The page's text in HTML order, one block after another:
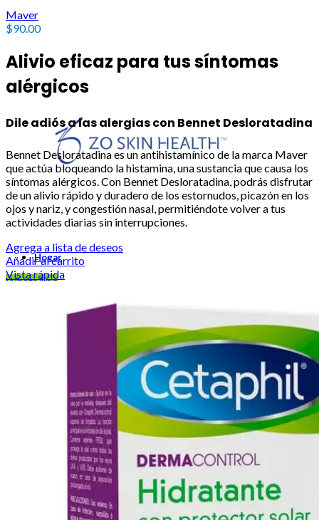
Hogar
WhatsApp
Maver
$90.00
Alivio eficaz para tus síntomas
alérgicos
Dile adiós a las alergias con Bennet Desloratadina
Bennet Desloratadina es un antihistamínico de la marca Maver
que actúa bloqueando la histamina, una sustancia que causa los
síntomas alérgicos. Con Bennet Desloratadina, podrás disfrutar
de un alivio rápido y duradero de los estornudos, picazón en los
ojos y nariz, y congestión nasal, permitiéndote volver a tus
actividades diarias sin interrupciones.
Agrega a lista de deseos
Añadir al carrito
Vista rápida